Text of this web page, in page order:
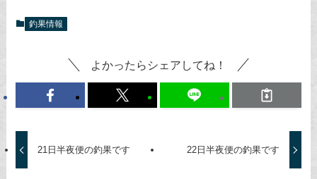
釣果情報
よかったらシェアしてね！
21日半夜便の釣果です 22日半夜便の釣果です